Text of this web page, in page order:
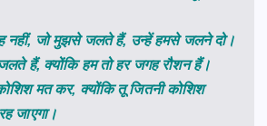
नहीं, जो मुझसे जलते हैं, उन्हें हमसे जलने दो।
हैं, क्योंकि हम तो हर जगह रौशन हैं।
मत कर, क्योंकि तू जितनी कोशिश
जाएगा।